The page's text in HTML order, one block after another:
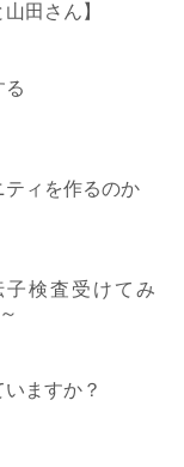
田さん】
る
ィを作るのか
子検査受けてみ
ますか？